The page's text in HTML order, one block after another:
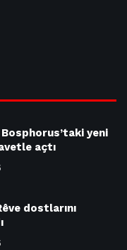
yeni
açtı
dostlarını